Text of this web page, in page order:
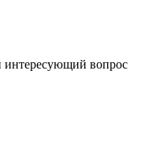
интересующий вопрос